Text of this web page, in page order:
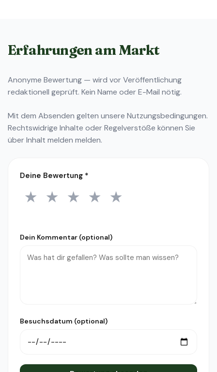
Erfahrungen am Markt
Anonyme Bewertung — wird vor Veröffentlichung
redaktionell geprüft. Kein Name oder E-Mail nötig.
Mit dem Absenden gelten unsere Nutzungsbedingungen.
Rechtswidrige Inhalte oder Regelverstöße können Sie
überInhalt melden melden.
Deine Bewertung *
1 Stern
★ 2 Sterne
★ 3 Sterne
★ 4 Sterne
★ 5 Sterne
★
Dein Kommentar (optional)
Besuchsdatum (optional)